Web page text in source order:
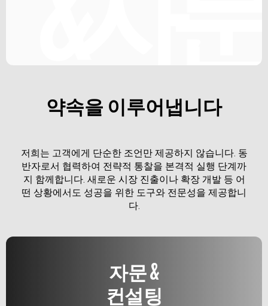
약속을 이루어냅니다
저희는 고객에게 단순한 조언만 제공하지 않습니다. 동
반자로서 협력하여 전략적 통찰을 본격적 실행 단계까
지 함께합니다. 새로운 시장 진출이나 확장 개발 등 어
떤 상황에서도 성공을 위한 도구와 전문성을 제공합니
다.
자문 &
컨설팅